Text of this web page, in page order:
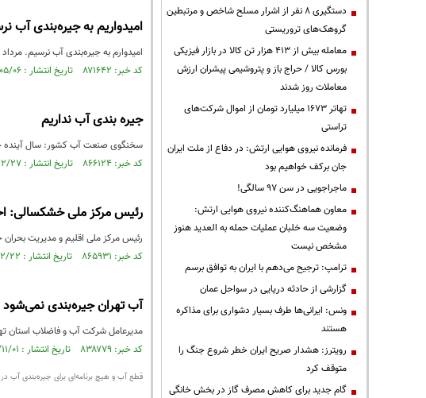
امیدواریم به جیره‌بندی آب
امیدوارم به جیره‌بندی آب نرسیم.
کد خبر: ۸۷۱۶۴۲ تاریخ انتشار : ۱۴۰۴/۰۵/۰۶
جیره بندی آب نداریم
سخنگوی صنعت آب کشور: سال آینده
کد خبر: ۸۶۶۱۲۴ تاریخ انتشار : ۱۴۰۳/۱۲/۲۷
رئیس مرکز ملی خشکسالی:
رئیس مرکز ملی اقلیم و مدیریت
کد خبر: ۸۶۵۹۳۱ تاریخ انتشار : ۱۴۰۳/۱۲/۲۲
آب تهران جیره‌بندی نمی‌شود
مدیرعامل شرکت آب و فاضلاب استان
کد خبر: ۸۳۸۷۷۹ تاریخ انتشار : ۱۴۰۲/۱۱/۰۱
قطع آب و هیچ برنامه‌ای برای جیره‌بندی آب
دستگیری ۸ نفر از اشرار مسلح شاخص و مرتبطین
گروهک‌های تروریستی
معامله بیش از ۴۱۳ هزار تن کالا در بازار فیزیکی
بورس کالا / حراج باز و پتروشیمی پیشران ارزش
معاملات روز شدند
تهاتر ۱۶۷۳ میلیارد تومان از اموال شرکت‌های
تراستی
فرمانده نیروی هوایی ارتش: در دفاع از ملت ایران
جان برکف خواهیم بود
ماجراجویی در سن ۹۷ سالگی!
معاون هماهنگ‌کننده نیروی هوایی ارتش:
وضعیت سه خلبان عملیات حمله به العدید هنوز
مشخص نیست
ترامپ: ترجیح می‌دهم با ایران به توافق برسم
گزارشی از حادثه دریایی در سواحل عمان
ونس: ایرانی‌ها طرف بسیار دشواری برای مذاکره
هستند
رویترز: هشدار صریح ایران خطر شروع جنگ را
متوقف کرد
گام جدید برای کاهش مصرف گاز در بخش خانگی